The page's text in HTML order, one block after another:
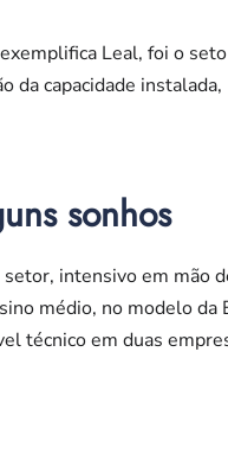
Leal, foi o
da capacidade
sonhos
intensivo em mão
médio, no modelo da
técnico em duas